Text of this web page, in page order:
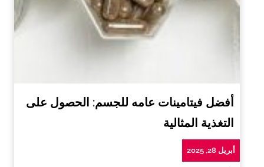
أفضل فيتامينات عامه للجسم: الحصول على
التغذية المثالية
أبريل 28, 2025